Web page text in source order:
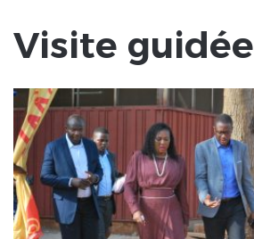
Visite guidée